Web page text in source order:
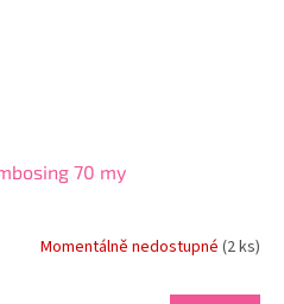
70 my
Momentálně nedostupné (2 ks)